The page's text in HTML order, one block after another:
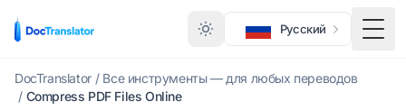
Русский
DocTranslator / Все инструменты — для любых переводов
/ Compress PDF Files Online